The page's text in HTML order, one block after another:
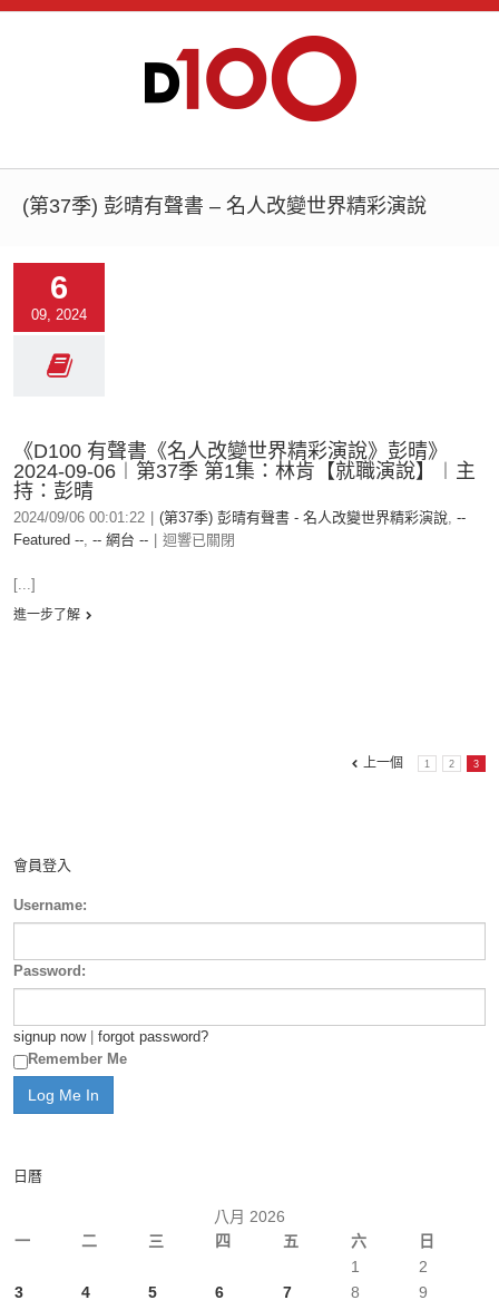
(第37季) 彭晴有聲書 – 名人改變世界精彩演說
6
09, 2024
《D100 有聲書《名人改變世界精彩演說》彭晴》
2024-09-06︱第37季 第1集：林肯【就職演說】︱主
持：彭晴
2024/09/06 00:01:22 (第37季) 彭晴有聲書 - 名人改變世界精彩演說, --
Featured --, -- 網台 -- 迴響已關閉
[...]
進一步了解
上一個 1 2 3
會員登入
Username:
Password:
signup now| forgot password?
Remember Me
日曆
八月 2026
一
二 三 四 五 六 日
1
2
3
4 5 6 7 8
9